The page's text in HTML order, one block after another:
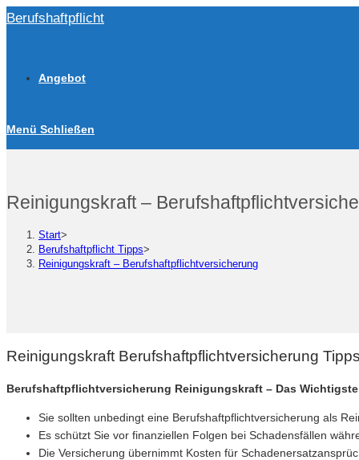
Zum
Berufshaftpflicht
Angebot
Menü Schließen
Reinigungskraft –
Start>
Berufshaftpflicht Tipps>
Reinigungskraft – Berufshaftpflichtversicherung
Reinigungskraft Berufshaftpflichtversicherung
Berufshaftpflichtversicherung Reinigungskraft – Das
Sie sollten unbedingt eine Berufshaftpflichtversicherung als
Es schützt Sie vor finanziellen Folgen bei Schadensfällen
Die Versicherung übernimmt Kosten für